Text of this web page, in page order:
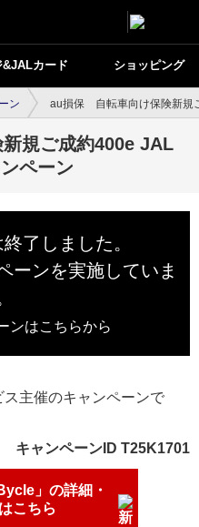
&JALカード ショッピング
ン au損保 自転車向け保険新規
規ご成約400e JAL
ペーン
了しました。
ーンを実施していま
ンはこちらから
主催のキャンペーンで
キャンペーンID T25K1701
」の詳細・
こちら